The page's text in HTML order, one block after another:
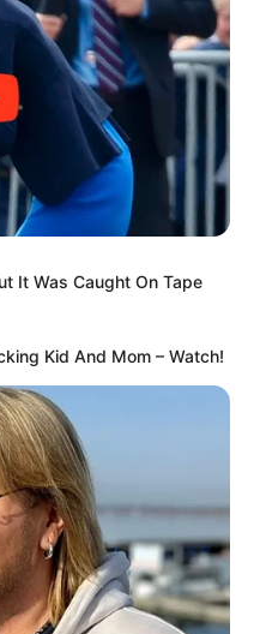
блогером та
грубій формі вдався
говорить или по
еб…ть
It Was Caught On Tape
Kid And Mom – Watch!